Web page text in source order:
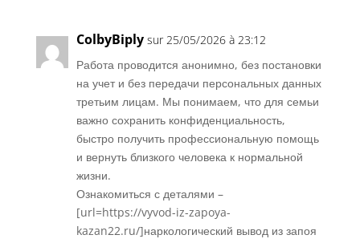
ColbyBiply sur 25/05/2026 à 23:12
Работа проводится анонимно, без постановки
на учет и без передачи персональных данных
третьим лицам. Мы понимаем, что для семьи
важно сохранить конфиденциальность,
быстро получить профессиональную помощь
и вернуть близкого человека к нормальной
жизни.
Ознакомиться с деталями –
[url=https://vyvod-iz-zapoya-
kazan22.ru/]наркологический вывод из запоя